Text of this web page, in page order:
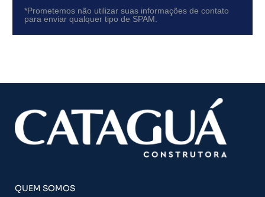
*Prometemos não utilizar suas informações de contato
para enviar qualquer tipo de SPAM.
QUEM SOMOS